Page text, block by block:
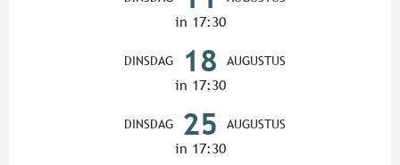
in 17:30
DINSDAG 18 AUGUSTUS
in 17:30
DINSDAG 25 AUGUSTUS
in 17:30